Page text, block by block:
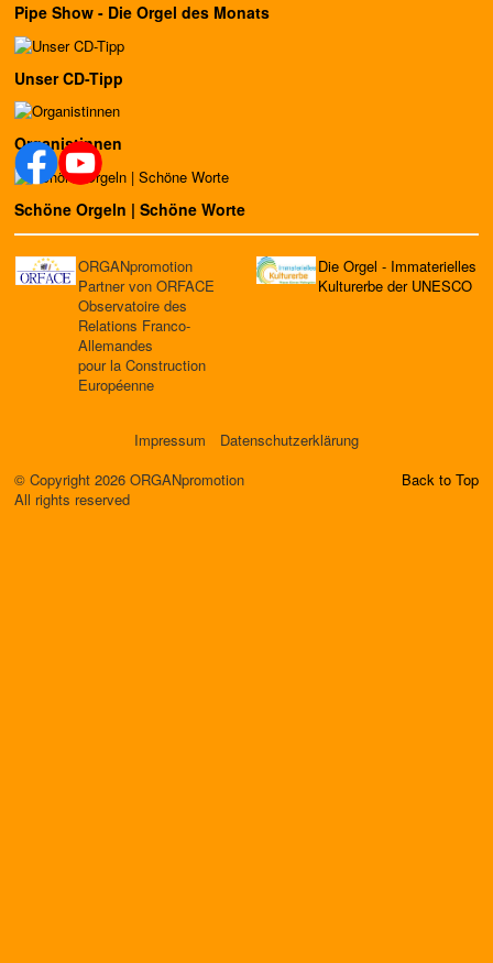
Pipe Show - Die Orgel des Monats
Unser CD-Tipp
Organistinnen
Schöne Orgeln | Schöne Worte
ORGANpromotion
Partner von ORFACE
Observatoire des
Relations Franco-
Allemandes
pour la Construction
Européenne
Die Orgel - Immaterielles
Kulturerbe der UNESCO
Impressum
Datenschutzerklärung
© Copyright 2026 ORGANpromotion
All rights reserved
Back to Top